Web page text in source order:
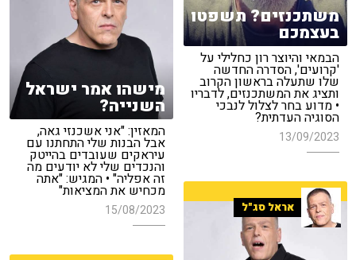
משתכנזים? תשפטו
בעצמכם
הבמאי והיוצר רון כחלילי על
'קרועים', הסדרה החדשה
שלו שתעלה בראשון הקרוב
ותציג את המשתכנזים, לדבריו
• מדוע בחר לצלול לנבכי
הסוגיה העדתית?
13/09/2023
מישהו אמר ישראל
השנייה?
המאזין: "אני אשכנזי גאה,
אבל הבנות שלי התחתנו עם
עיראקים שעובדים בהייטק
והנכדים שלי לא יודעים מה
זה אפליה" • המגיש: "אתה
מכחיש את המציאות"
15/08/2023 אראל סג"ל